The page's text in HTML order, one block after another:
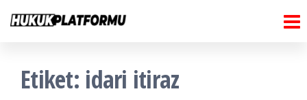
İçeriğe
atla
Etiket: idari itiraz